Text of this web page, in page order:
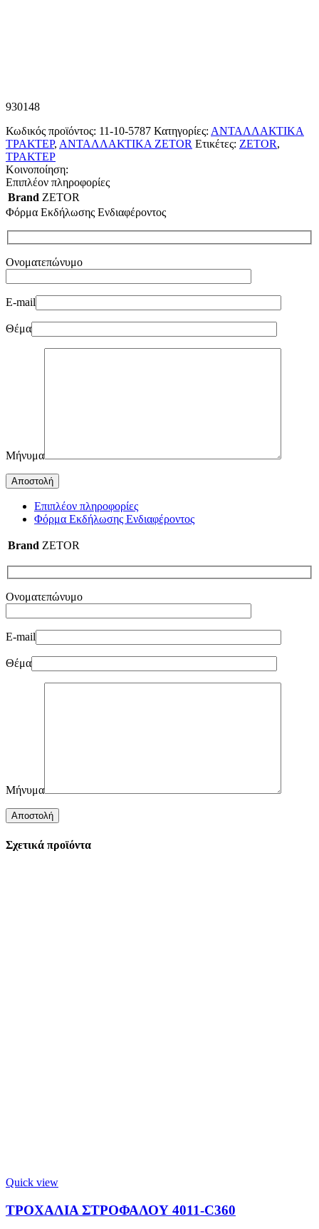
930148
Κωδικός προϊόντος: 11-10-5787 Κατηγορίες: ΑΝΤΑΛΛΑΚΤΙΚΑ
ΤΡΑΚΤΕΡ, ΑΝΤΑΛΛΑΚΤΙΚΑ ZETOR Ετικέτες: ZETOR,
ΤΡΑΚΤΕΡ
Κοινοποίηση:
Επιπλέον πληροφορίες
Brand ZETOR
Φόρμα Εκδήλωσης Ενδιαφέροντος
Ονοματεπώνυμο
E-mail
Θέμα
Μήνυμα
Επιπλέον πληροφορίες
Φόρμα Εκδήλωσης Ενδιαφέροντος
Brand ZETOR
Ονοματεπώνυμο
E-mail
Θέμα
Μήνυμα
Σχετικά προϊόντα
Quick view
ΤΡΟΧΑΛΙΑ ΣΤΡΟΦΑΛΟΥ 4011-C360